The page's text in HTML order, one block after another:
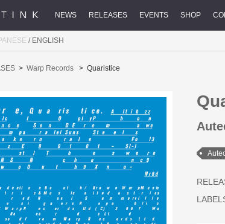
NEWS RELEASES EVENTS SHOP
/ ENGLISH
Warp Records Quaristice